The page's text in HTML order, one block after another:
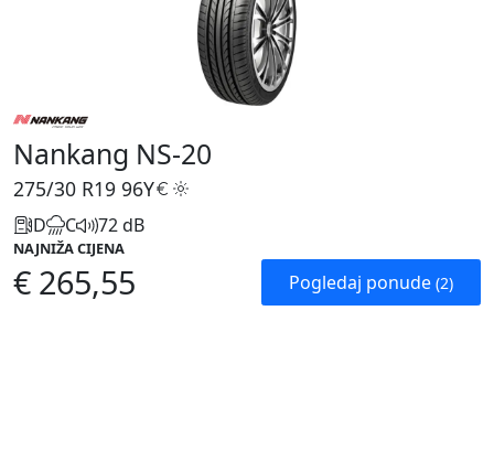
Nankang NS-20
275/30 R19 96Y
D C 72 dB
NAJNIŽA CIJENA
€ 265,55 Pogledaj ponude (2)